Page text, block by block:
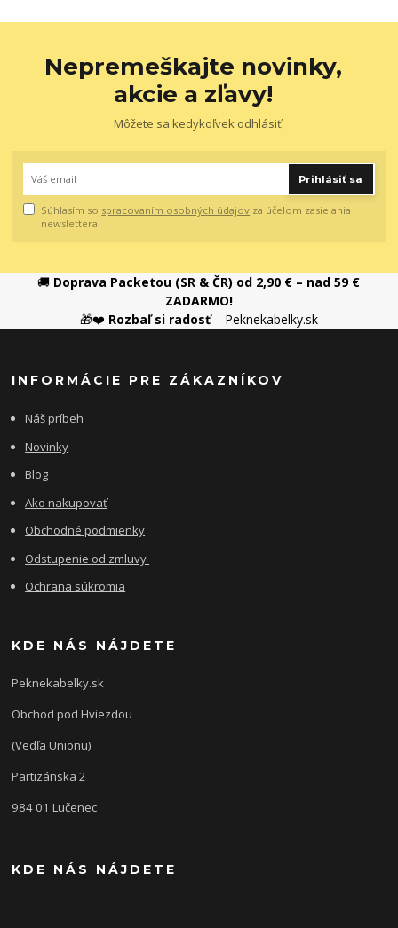
Nepremeškajte novinky,
akcie a zľavy!
Môžete sa kedykoľvek odhlásiť.
Prihlásiť sa
Súhlasím so spracovaním osobných údajov za účelom zasielania
newslettera.
🚚 Doprava Packetou (SR & ČR) od 2,90 € – nad 59 €
ZADARMO!
🎁❤️ Rozbaľ si radosť– Peknekabelky.sk
INFORMÁCIE PRE ZÁKAZNÍKOV
Náš príbeh
Novinky
Blog
Ako nakupovať
Obchodné podmienky
Odstupenie od zmluvy
Ochrana súkromia
KDE NÁS NÁJDETE
Peknekabelky.sk
Obchod pod Hviezdou
(Vedľa Unionu)
Partizánska 2
984 01 Lučenec
KDE NÁS NÁJDETE